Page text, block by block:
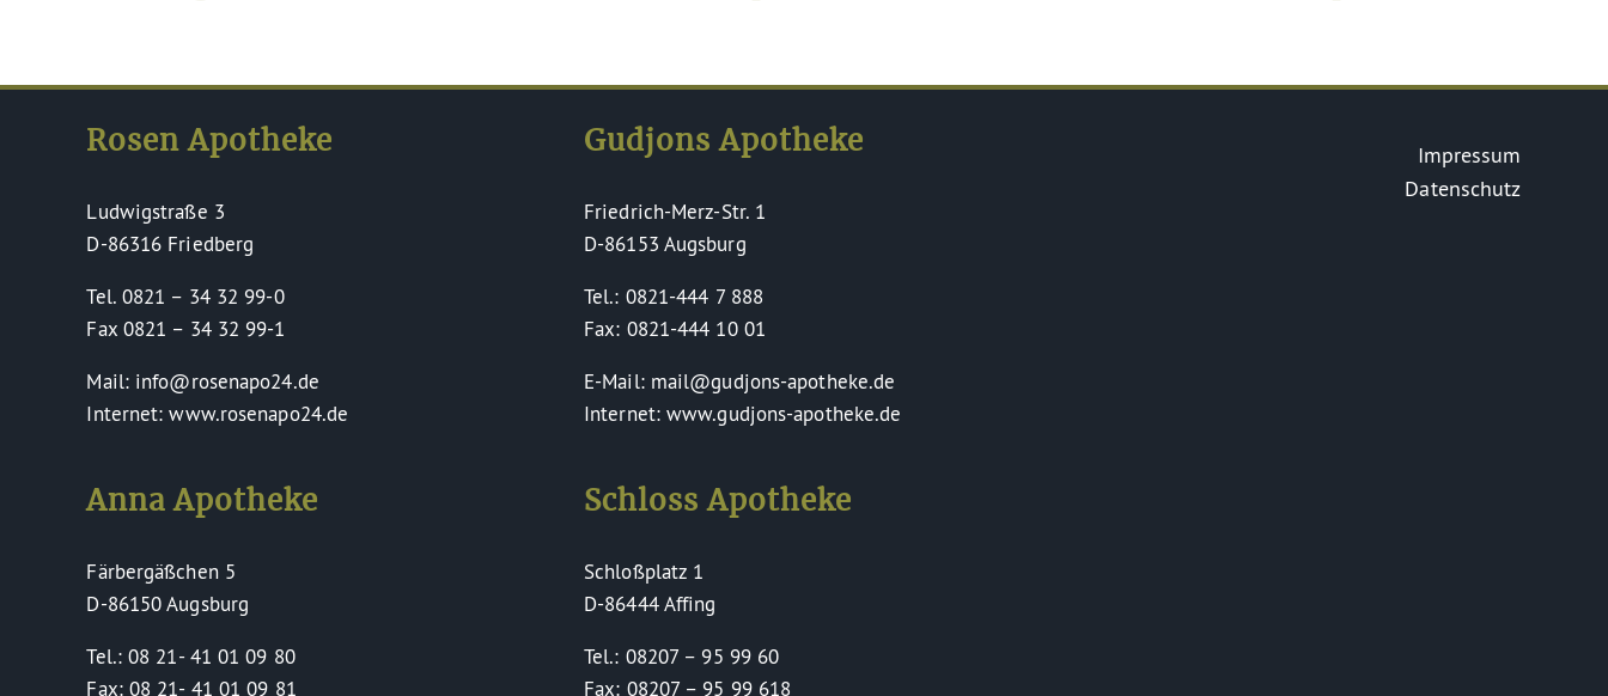
Rosen Apotheke
Ludwigstraße 3
D-86316 Friedberg
Tel. 0821 – 34 32 99-0
Fax 0821 – 34 32 99-1
Mail: info@rosenapo24.de
Internet: www.rosenapo24.de
Anna Apotheke
Färbergäßchen 5
D-86150 Augsburg
Tel.: 08 21- 41 01 09 80
Fax: 08 21- 41 01 09 81
Gudjons Apotheke
Friedrich-Merz-Str. 1
D-86153 Augsburg
Tel.: 0821-444 7 888
Fax: 0821-444 10 01
E-Mail: mail@gudjons-apotheke.de
Internet: www.gudjons-apotheke.de
Schloss Apotheke
Schloßplatz 1
D-86444 Affing
Tel.: 08207 – 95 99 60
Fax: 08207 – 95 99 618
Impressum
Datenschutz